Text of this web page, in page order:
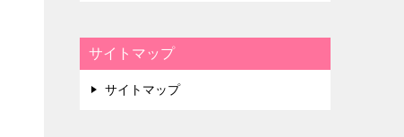
サイトマップ
サイトマップ